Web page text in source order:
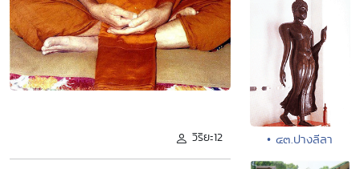
วิริยะ12 • ๔๓.ปางลีลา